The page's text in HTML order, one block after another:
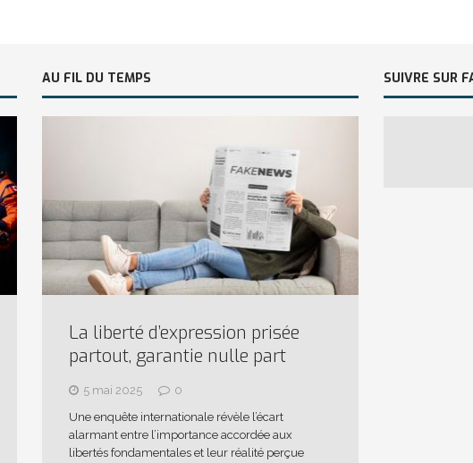
AU FIL DU TEMPS
La liberté d’expression prisée
partout, garantie nulle part
5 mai 2025
0
Une enquête internationale révèle l’écart
alarmant entre l’importance accordée aux
libertés fondamentales et leur réalité perçue
SUIVRE SUR